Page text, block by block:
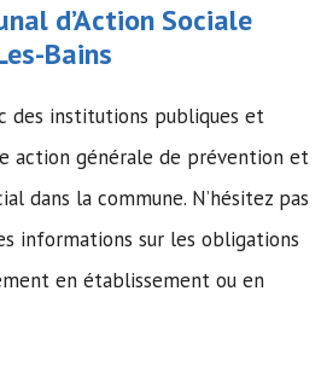
d’Action Sociale
Bains
des institutions publiques et
action générale de prévention et
dans la commune. N’hésitez pas
informations sur les obligations
en établissement ou en